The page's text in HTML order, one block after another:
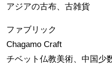
アジアの古布、古雑貨
ファブリック
Chagamo Craft
チベット仏教美術、中国少